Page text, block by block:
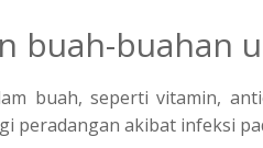
buah-buahan
buah, seperti vitamin,
peradangan akibat infeksi